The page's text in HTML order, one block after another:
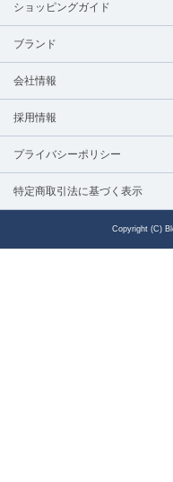
ショッピングガイド
ブランド
会社情報
採用情報
プライバシーポリシー
特定商取引法に基づく表示
Copyright (C)